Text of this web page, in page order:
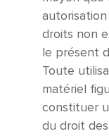
droits non
le présent
Toute
matériel
constituer
du droit